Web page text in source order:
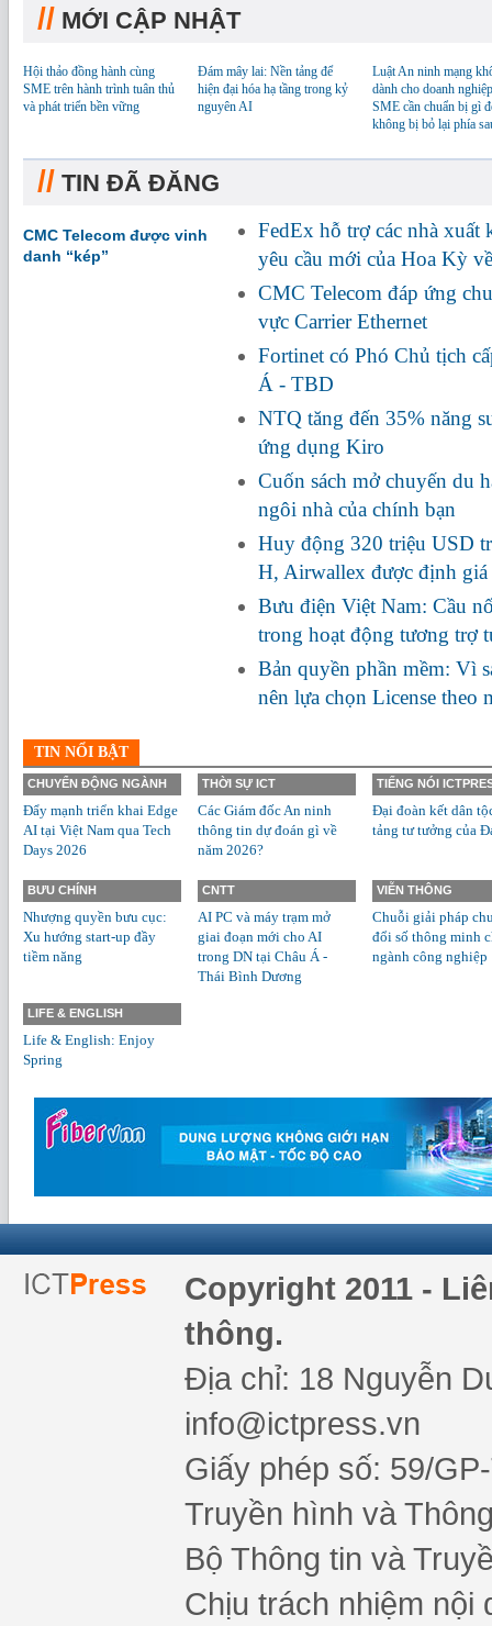
// MỚI CẬP NHẬT
Hội thảo đồng hành cùng
SME trên hành trình tuân thủ
và phát triển bền vững
Đám mây lai: Nền tảng để
hiện đại hóa hạ tầng trong kỷ
nguyên AI
Luật An ninh mạng
dành cho doanh
SME cần chuẩn bị gì
không bị bỏ lại phía
// TIN ĐÃ ĐĂNG
CMC Telecom được vinh
danh “kép”
FedEx hỗ trợ các nhà xuất
yêu cầu mới của Hoa Kỳ
CMC Telecom đáp ứng
vực Carrier Ethernet
Fortinet có Phó Chủ tịch
Á - TBD
NTQ tăng đến 35% năng
ứng dụng Kiro
Cuốn sách mở chuyến du
ngôi nhà của chính bạn
Huy động 320 triệu USD
H, Airwallex được định
Bưu điện Việt Nam: Cầu
trong hoạt động tương trợ
Bản quyền phần mềm: Vì
nên lựa chọn License theo
TIN NỔI BẬT
CHUYỂN ĐỘNG NGÀNH
Đẩy mạnh triển khai Edge
AI tại Việt Nam qua Tech
Days 2026
THỜI SỰ ICT
Các Giám đốc An ninh
thông tin dự đoán gì về
năm 2026?
TIẾNG NÓI
Đại đoàn kết dân
tảng tư tưởng của
BƯU CHÍNH
Nhượng quyền bưu cục:
Xu hướng start-up đầy
tiềm năng
CNTT
AI PC và máy trạm mở
giai đoạn mới cho AI
trong DN tại Châu Á -
Thái Bình Dương
VIỄN THÔNG
Chuỗi giải pháp
đổi số thông minh
ngành công nghiệp
LIFE & ENGLISH
Life & English: Enjoy
Spring
Copyright 2011 -
thông.
Địa chỉ: 18 Nguyễn
info@ictpress.vn
Giấy phép số: 59/
Truyền hình và
Bộ Thông tin và
Chịu trách nhiệm nội